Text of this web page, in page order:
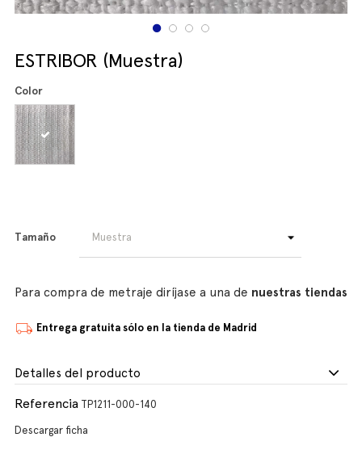
ESTRIBOR (Muestra)
Color
Tamaño
Para compra de metraje diríjase a una de nuestras tiendas
Entrega gratuita sólo en la tienda de Madrid
Detalles del producto
Referencia TP1211-000-140
Descargar ficha